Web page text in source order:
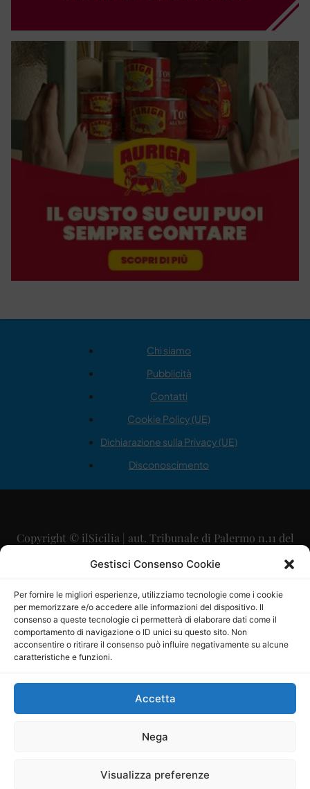
Gestisci Consenso Cookie
Per fornire le migliori esperienze, utilizziamo tecnologie come i cookie
per memorizzare e/o accedere alle informazioni del dispositivo. Il
consenso a queste tecnologie ci permetterà di elaborare dati come il
comportamento di navigazione o ID unici su questo sito. Non
acconsentire o ritirare il consenso può influire negativamente su alcune
caratteristiche e funzioni.
Accetta
Nega
Visualizza preferenze
Chi siamo
Pubblicità
Contatti
Cookie Policy (UE)
Dichiarazione sulla Privacy (UE)
Disconoscimento
Copyright © ilSicilia | aut. Tribunale di Palermo n.11 del
29/09/2015
Direttore Editoriale: Maurizio Scaglione
Direttore Responsabile: Maria Calabrese
P.IVA: 06334930820
Mercurio Comunicazione Società Cooperativa a r.l. è
iscritta al Registro degli Operatori di Comunicazione al
Sito gestito daLa Digitale srl–info@ladigitale.it